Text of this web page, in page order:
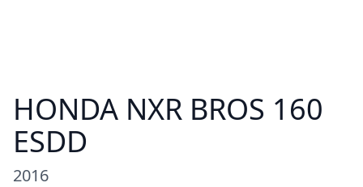
HONDA NXR BROS 160
ESDD
2016